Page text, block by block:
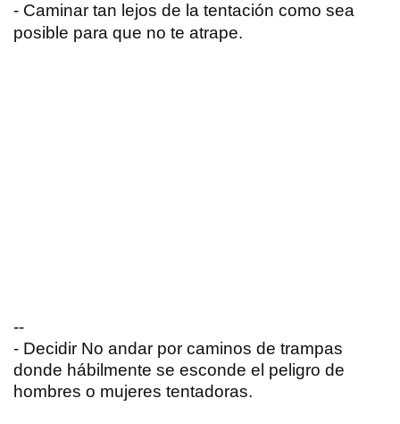
- Caminar tan lejos de la tentación como sea
posible para que no te atrape.
--
- Decidir No andar por caminos de trampas
donde hábilmente se esconde el peligro de
hombres o mujeres tentadoras.